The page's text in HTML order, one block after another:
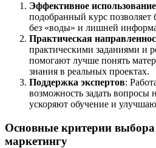
Эффективное
подобранный курс позволяет
без «воды» и лишней
Практическая
практическими заданиями и
помогают лучше понять
знания в реальных проектах.
Поддержка экспертов:
возможность задать вопросы
ускоряют обучение и
Основные критерии выбора
маркетингу